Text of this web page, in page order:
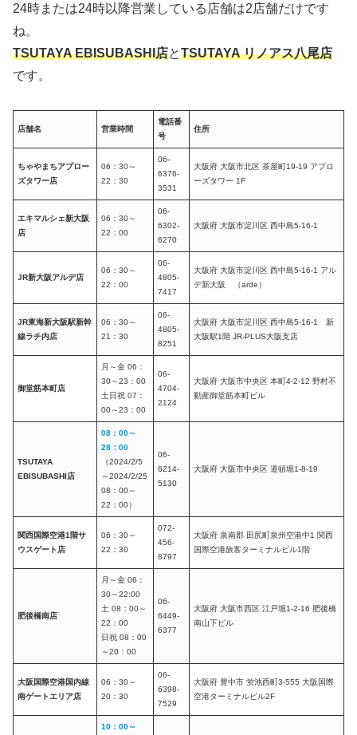
24時または24時以降営業している店舗は2店舗だけです
ね。
TSUTAYA EBISUBASHI店とTSUTAYA リノアス八尾店
です。
店舗名 営業時間
電話番
号
住所
ちゃやまちアプロー
ズタワー店
06：30～
22：30
06-
6376-
3531
大阪府 大阪市北区 茶屋町19-19 アプロ
ーズタワー 1F
エキマルシェ新大阪
店
06：30～
22：00
06-
6302-
6270
大阪府 大阪市淀川区 西中島5-16-1
JR新大阪アルデ店
06：30～
22：00
06-
4805-
7417
大阪府 大阪市淀川区 西中島5-16-1 アル
デ新大阪 （arde）
JR東海新大阪駅新幹
線ラチ内店
06：30～
21：30
06-
4805-
8251
大阪府 大阪市淀川区 西中島5-16-1 新
大阪駅1階 JR-PLUS大阪支店
御堂筋本町店
月～金 06：
30～23：00
土日祝 07：
00～23：00
06-
4704-
2124
大阪府 大阪市中央区 本町4-2-12 野村不
動産御堂筋本町ビル
TSUTAYA
EBISUBASHI店
08：00～
28：00
（2024/2/5
～2024/2/25
08：00～
22：00）
06-
6214-
5130
大阪府 大阪市中央区 道頓堀1-8-19
関西国際空港1階サ
ウスゲート店
06：30～
22：30
072-
456-
8797
大阪府 泉南郡 田尻町泉州空港中1 関西
国際空港旅客ターミナルビル1階
肥後橋南店
月～金 06：
30～22:00
土 08：00～
22：00
日祝 08：00
～20：00
06-
6449-
6377
大阪府 大阪市西区 江戸堀1-2-16 肥後橋
南山下ビル
大阪国際空港国内線
南ゲートエリア店
06：30～
20：30
06-
6398-
7529
大阪府 豊中市 蛍池西町3-555 大阪国際
空港ターミナルビル2F
10：00～